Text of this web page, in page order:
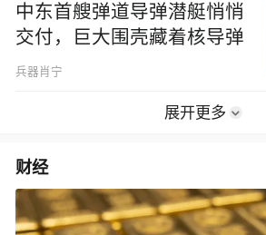
中东首艘弹道导弹潜艇悄悄
交付，巨大围壳藏着核导弹
兵器肖宁
展开更多
财经